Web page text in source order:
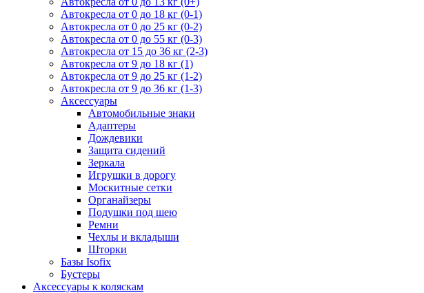
Автокресла от 0 до 18 кг (0-1)
Автокресла от 0 до 25 кг (0-2)
Автокресла от 0 до 55 кг (0-3)
Автокресла от 15 до 36 кг (2-3)
Автокресла от 9 до 18 кг (1)
Автокресла от 9 до 25 кг (1-2)
Автокресла от 9 до 36 кг (1-3)
Аксессуары
Автомобильные знаки
Адаптеры
Дождевики
Защита сидений
Зеркала
Игрушки в дорогу
Москитные сетки
Органайзеры
Подушки под шею
Ремни
Чехлы и вкладыши
Шторки
Базы Isofix
Бустеры
Аксессуары к коляскам